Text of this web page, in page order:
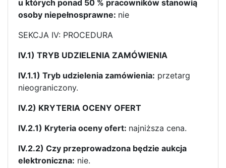
u których ponad 50 % pracowników stanowią
osoby niepełnosprawne: nie
SEKCJA IV: PROCEDURA
IV.1) TRYB UDZIELENIA ZAMÓWIENIA
IV.1.1) Tryb udzielenia zamówienia: przetarg
nieograniczony.
IV.2) KRYTERIA OCENY OFERT
IV.2.1) Kryteria oceny ofert: najniższa cena.
IV.2.2) Czy przeprowadzona będzie aukcja
elektroniczna: nie.